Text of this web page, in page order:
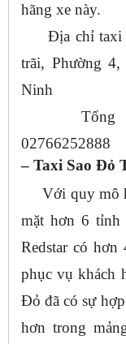
hãng xe này.
Địa chỉ taxi
trãi, Phường
Ninh
Tổng đài
02766252888
– Taxi Sao Đỏ
Với quy mô
mặt hơn 6 tỉnh
Redstar có
phục vụ khách
Đỏ đã có sự
hơn trong